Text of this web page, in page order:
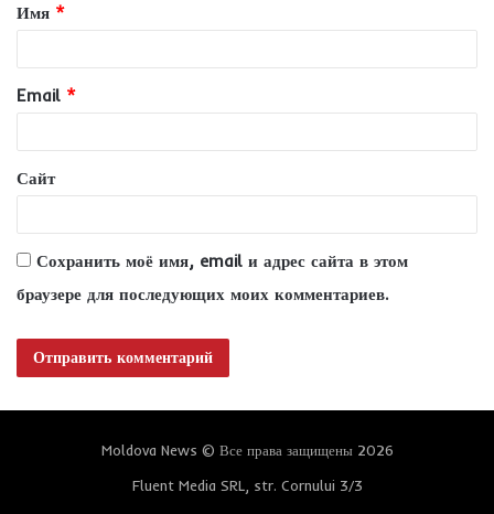
а
й
*
Имя *
Email *
Сайт
Сохранить моё имя, email и адрес сайта в этом
браузере для последующих моих комментариев.
Moldova News © Все права защищены 2026
Fluent Media SRL, str. Cornului 3/3